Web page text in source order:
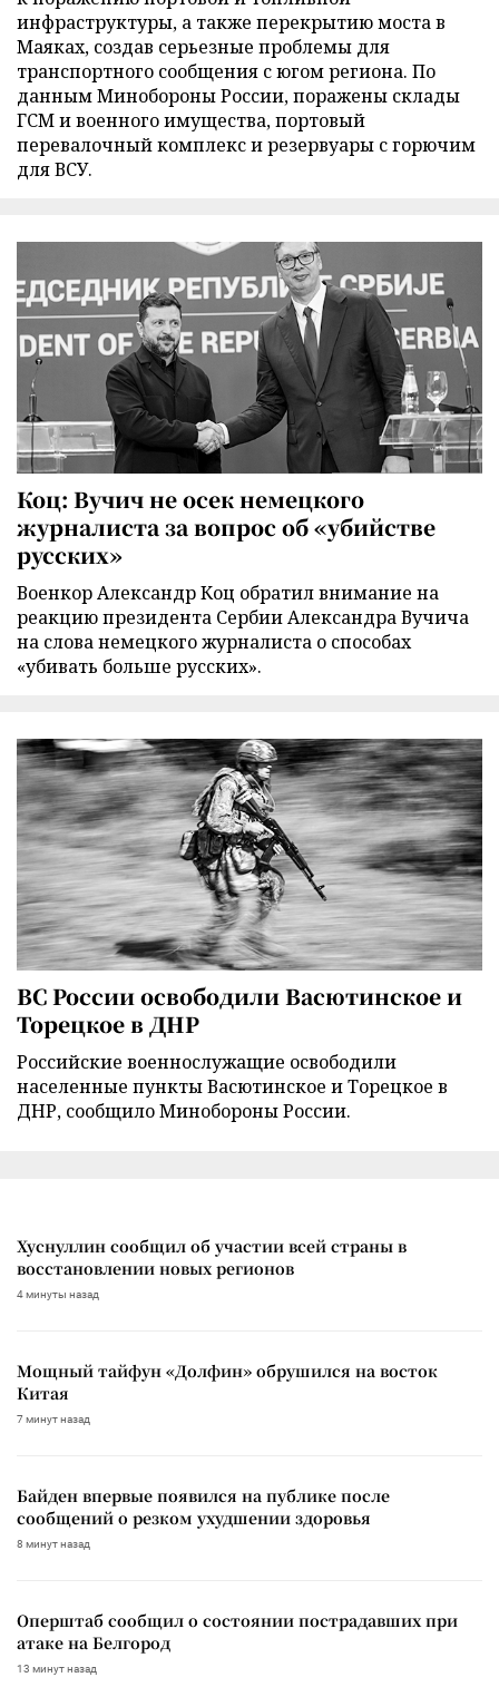
инфраструктуры, а также перекрытию моста в
Маяках, создав серьезные проблемы для
транспортного сообщения с югом региона. По
данным Минобороны России, поражены склады
ГСМ и военного имущества, портовый
перевалочный комплекс и резервуары с горючим
для ВСУ.
Коц: Вучич не осек немецкого
журналиста за вопрос об «убийстве
русских»
Военкор Александр Коц обратил внимание на
реакцию президента Сербии Александра Вучича
на слова немецкого журналиста о способах
«убивать больше русских».
ВС России освободили Васютинское и
Торецкое в ДНР
Российские военнослужащие освободили
населенные пункты Васютинское и Торецкое в
ДНР, сообщило Минобороны России.
Хуснуллин сообщил об участии всей страны в
восстановлении новых регионов
4 минуты назад
Мощный тайфун «Долфин» обрушился на восток
Китая
7 минут назад
Байден впервые появился на публике после
сообщений о резком ухудшении здоровья
8 минут назад
Оперштаб сообщил о состоянии пострадавших при
атаке на Белгород
13 минут назад